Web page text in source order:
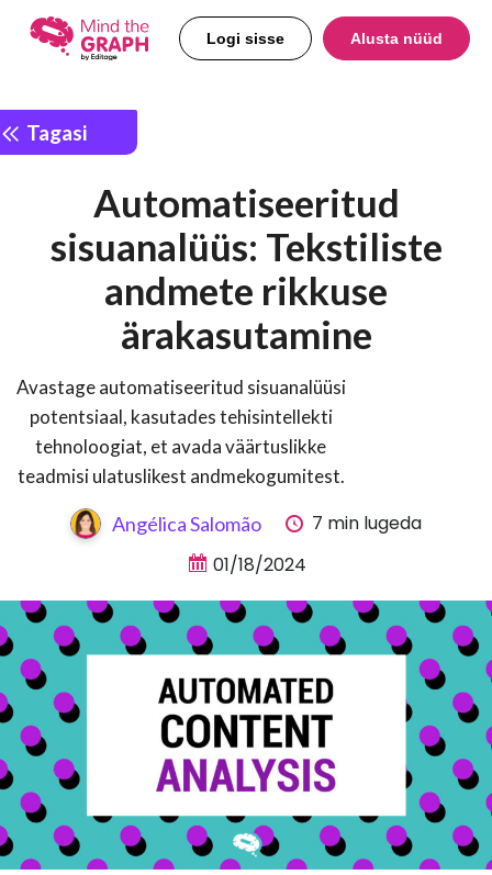
Logi sisse Alusta nüüd
Tagasi
Automatiseeritud
sisuanalüüs: Tekstiliste
andmete rikkuse
ärakasutamine
Avastage automatiseeritud sisuanalüüsi
potentsiaal, kasutades tehisintellekti
tehnoloogiat, et avada väärtuslikke
teadmisi ulatuslikest andmekogumitest.
Angélica Salomão
7 min lugeda
01/18/2024